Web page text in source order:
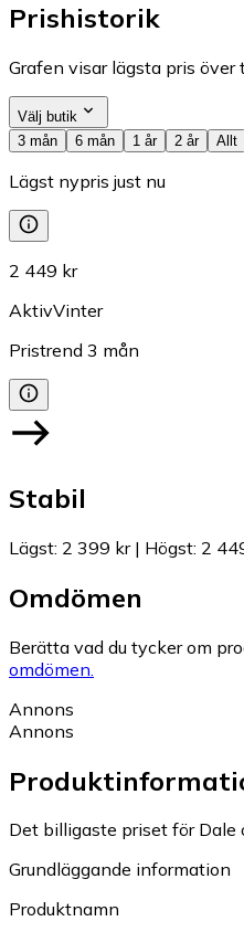
Prishistorik
Grafen visar lägsta pris
Välj butik
3 mån
6 mån 1 år 2 år Allt
Lägst nypris just nu
2 449 kr
AktivVinter
Pristrend 3 mån
Stabil
Lägst: 2 399 kr| Högst: 2
Omdömen
Berätta vad du tycker om
omdömen.
Annons
Annons
Det billigaste priset för Dale
Grundläggande information
Produktnamn